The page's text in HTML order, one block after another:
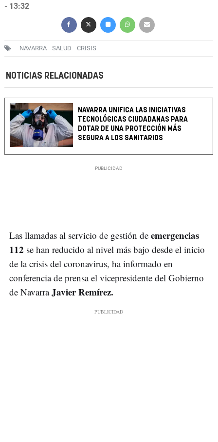
- 13:32
NAVARRA SALUD CRISIS
NOTICIAS RELACIONADAS
NAVARRA UNIFICA LAS INICIATIVAS
TECNOLÓGICAS CIUDADANAS PARA
DOTAR DE UNA PROTECCIÓN MÁS
SEGURA A LOS SANITARIOS
Las llamadas al servicio de gestión de emergencias
112 se han reducido al nivel más bajo desde el inicio
de la crisis del coronavirus, ha informado en
conferencia de prensa el vicepresidente del Gobierno
de NavarraJavier Remírez.